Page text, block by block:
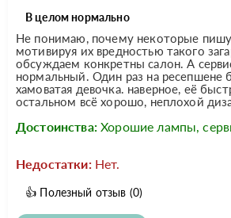
В целом нормально
Не понимаю, почему некоторые
мотивируя их вредностью такого
обсуждаем конкретны салон. А
нормальный. Один раз на ресепшене
хамоватая девочка. наверное, её
остальном всё хорошо, неплохой
Достоинства: Хорошие лампы,
Недостатки: Нет.
👍 Полезный отзыв (0)